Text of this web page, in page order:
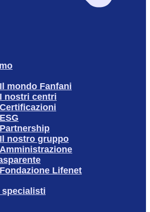
Il mondo Fanfani
I nostri centri
Certificazioni
ESG
Partnership
Il nostro gruppo
Amministrazione
Fondazione Lifenet